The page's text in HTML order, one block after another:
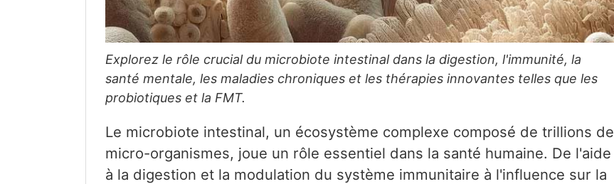
Explorez le rôle crucial du microbiote intestinal dans la digestion, l'immunité, la
santé mentale, les maladies chroniques et les thérapies innovantes telles que les
probiotiques et la FMT.
Le microbiote intestinal, un écosystème complexe composé de trillions de
micro-organismes, joue un rôle essentiel dans la santé humaine. De l'aide
à la digestion et la modulation du système immunitaire à l'influence sur la